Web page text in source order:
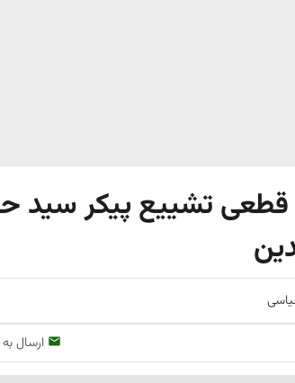
قطعی تشییع پیکر سید
ارسال